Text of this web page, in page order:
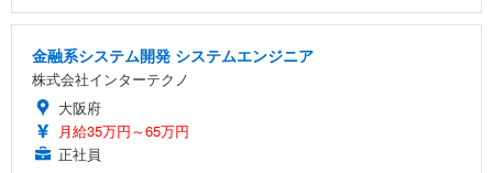
金融系システム開発 システムエンジニア
株式会社インターテクノ
大阪府
月給35万円～65万円
正社員